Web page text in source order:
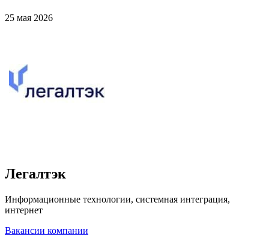
25 мая 2026
Легалтэк
Информационные технологии, системная интеграция,
интернет
Вакансии компании